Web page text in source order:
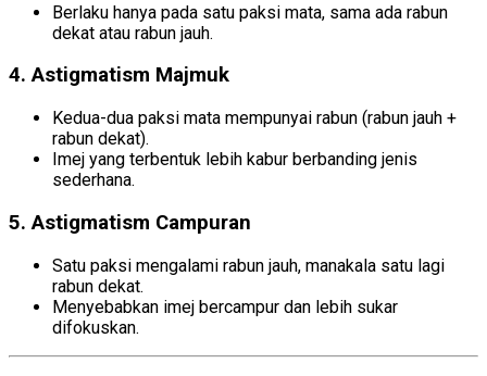
Berlaku hanya pada satu paksi mata, sama ada rabun
dekat atau rabun jauh.
4.Astigmatism Majmuk
Kedua-dua paksi mata mempunyai rabun (rabun jauh +
rabun dekat).
Imej yang terbentuk lebih kabur berbanding jenis
sederhana.
5.Astigmatism Campuran
Satu paksi mengalami rabun jauh, manakala satu lagi
rabun dekat.
Menyebabkan imej bercampur dan lebih sukar
difokuskan.